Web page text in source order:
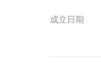
成立日期